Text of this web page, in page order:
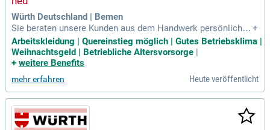
Würth Deutschland | Bemen
Sie beraten unsere Kunden aus dem Handwerk persönlich v
or Ort zu über 5.000 Produkten und unterstützen sie bei kurz
fristigem Sofortbedarf; vom Befestigungsmaterial über Wer
kzeuge bis hin zu Arbeitskleidung und chemisch-technische
+
Arbeitskleidung | Quereinstieg möglich | Gutes Betriebsklima |
Weihnachtsgeld | Betriebliche Altersvorsorge |
+ weitere Benefits
mehr erfahren Heute veröffentlicht